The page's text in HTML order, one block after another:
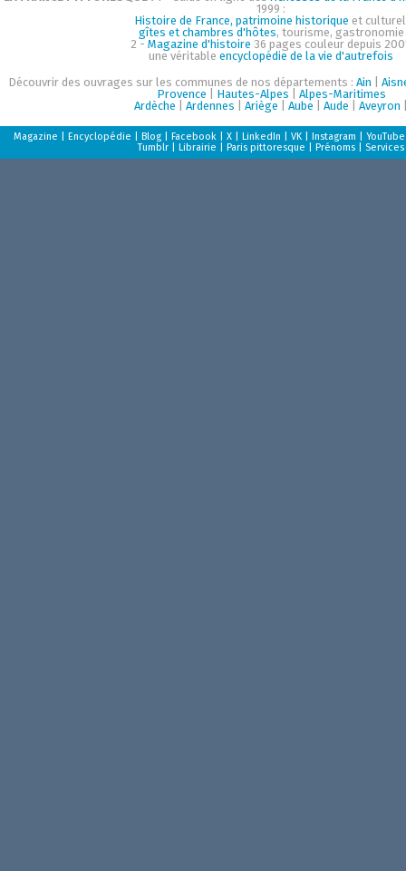
1999 :
Histoire de France, patrimoine historique et
gîtes et chambres d'hôtes, tourisme, gastronomie
2 - Magazine d'histoire 36 pages couleur depuis
une véritableencyclopédie de la vie d'autrefois
Découvrir des ouvrages sur les communes de nos départements :Ain |
Provence
Hautes-Alpes
Alpes-Maritimes
Ardèche |Ardennes |Ariège |Aube |Aude |Aveyron
Magazine |Encyclopédie |Blog |Facebook |X |LinkedIn |VK |Instagram |YouTube
Tumblr |Librairie |Paris pittoresque |Prénoms Services